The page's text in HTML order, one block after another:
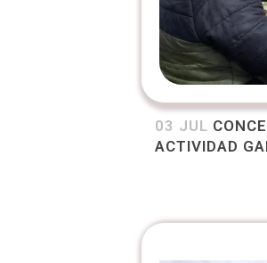
03 JUL
ACTIVIDAD